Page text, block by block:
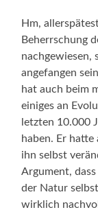
Hm,
Beherrschung
nachgewiesen,
angefangen
hat auch beim
einiges an
letzten 10.000
haben. Er hatte
ihn selbst
Argument,
der Natur
wirklich